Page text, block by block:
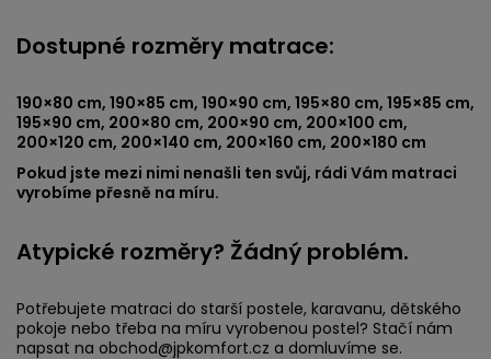
Dostupné rozměry matrace:
190×80 cm, 190×85 cm, 190×90 cm, 195×80 cm, 195×85 cm,
195×90 cm, 200×80 cm, 200×90 cm, 200×100 cm,
200×120 cm, 200×140 cm, 200×160 cm, 200×180 cm
Pokud jste mezi nimi nenašli ten svůj, rádi Vám matraci
vyrobíme přesně na míru.
Atypické rozměry? Žádný problém.
Potřebujete matraci do starší postele, karavanu, dětského
pokoje nebo třeba na míru vyrobenou postel? Stačí nám
napsat na obchod@jpkomfort.cz a domluvíme se.